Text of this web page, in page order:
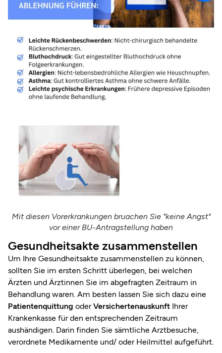
Mit diesen Vorerkrankungen bruachen Sie "keine Angst"
vor einer BU-Antragstellung haben
Gesundheitsakte zusammenstellen
Um Ihre Gesundheitsakte zusammenstellen zu können,
sollten Sie im ersten Schritt überlegen, bei welchen
Ärzten und Ärztinnen Sie im abgefragten Zeitraum in
Behandlung waren. Am besten lassen Sie sich dazu eine
Patientenquittung oderVersichertenauskunft Ihrer
Krankenkasse für den entsprechenden Zeitraum
aushändigen. Darin finden Sie sämtliche Arztbesuche,
verordnete Medikamente und/ oder Heilmittel aufgeführt.